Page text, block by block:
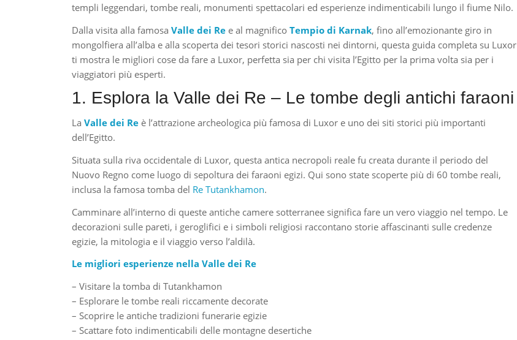
templi leggendari, tombe reali, monumenti spettacolari ed esperienze indimenticabili lungo il fiume Nilo.
Dalla visita alla famosaValle dei Re e al magnificoTempio di Karnak, fino all’emozionante giro in
mongolfiera all’alba e alla scoperta dei tesori storici nascosti nei dintorni, questa guida completa su Luxor
ti mostra le migliori cose da fare a Luxor, perfetta sia per chi visita l’Egitto per la prima volta sia per i
viaggiatori più esperti.
1. Esplora la Valle dei Re – Le tombe degli antichi faraoni
LaValle dei Re è l’attrazione archeologica più famosa di Luxor e uno dei siti storici più importanti
dell’Egitto.
Situata sulla riva occidentale di Luxor, questa antica necropoli reale fu creata durante il periodo del
Nuovo Regno come luogo di sepoltura dei faraoni egizi. Qui sono state scoperte più di 60 tombe reali,
inclusa la famosa tomba del Re Tutankhamon.
Camminare all’interno di queste antiche camere sotterranee significa fare un vero viaggio nel tempo. Le
decorazioni sulle pareti, i geroglifici e i simboli religiosi raccontano storie affascinanti sulle credenze
egizie, la mitologia e il viaggio verso l’aldilà.
Le migliori esperienze nella Valle dei Re
– Visitare la tomba di Tutankhamon
– Esplorare le tombe reali riccamente decorate
– Scoprire le antiche tradizioni funerarie egizie
– Scattare foto indimenticabili delle montagne desertiche